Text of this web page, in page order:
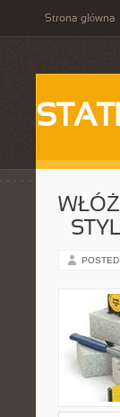
Strona główna
–